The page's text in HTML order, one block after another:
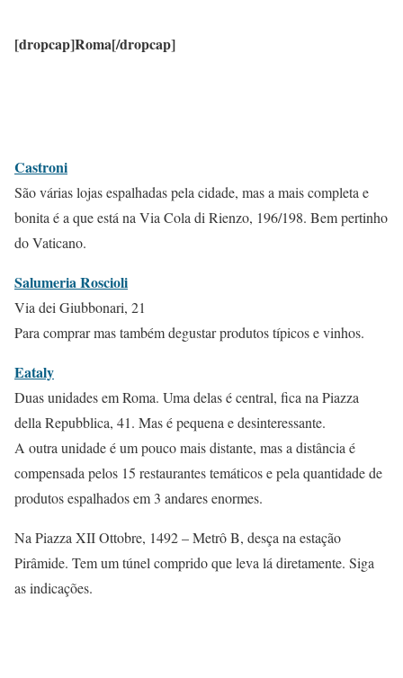
[dropcap]Roma[/dropcap]
Castroni
São várias lojas espalhadas pela cidade, mas a mais completa e
bonita é a que está na Via Cola di Rienzo, 196/198. Bem pertinho
do Vaticano.
Salumeria Roscioli
Via dei Giubbonari, 21
Para comprar mas também degustar produtos típicos e vinhos.
Eataly
Duas unidades em Roma. Uma delas é central, fica na Piazza
della Repubblica, 41. Mas é pequena e desinteressante.
A outra unidade é um pouco mais distante, mas a distância é
compensada pelos 15 restaurantes temáticos e pela quantidade de
produtos espalhados em 3 andares enormes.
Na Piazza XII Ottobre, 1492 – Metrô B, desça na estação
Pirâmide. Tem um túnel comprido que leva lá diretamente. Siga
as indicações.